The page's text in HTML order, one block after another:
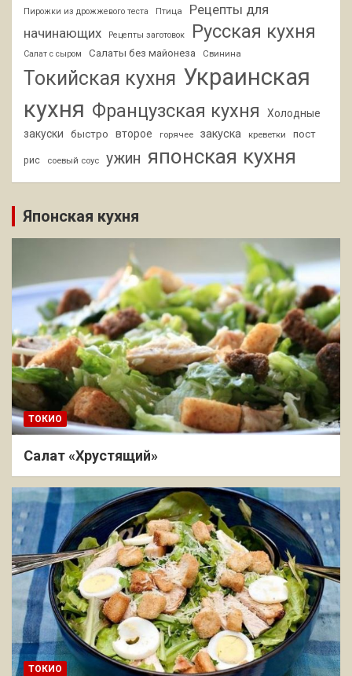
Пирожки из дрожжевого теста Птица
Рецепты для
начинающих
Рецепты заготовок Русская кухня
Салат с сыром Салаты без майонеза Свинина
Токийская кухня Украинская
кухня Французская кухня
Холодные
закуски
быстро второе горячее закуска креветки пост
рис соевый соус ужин японская кухня
Японская кухня
ТОКИО
Салат «Хрустящий»
ТОКИО